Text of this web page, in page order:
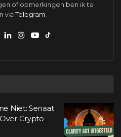
of opmerkingen ben ik te
viaTelegram.
Niet: Senaat
Crypto-